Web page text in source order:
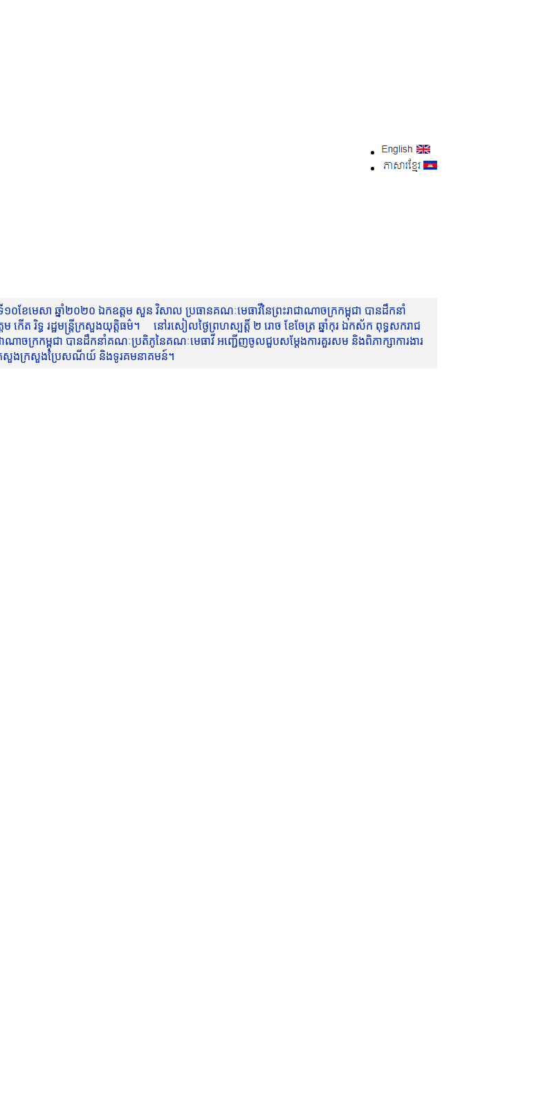
ែមេសា ឆ្នាំ២០២០ ឯកឧត្តម សួន វិសាល ប្រធានគណៈមេធាវីនៃព្រះរាជាណាចក្រកម្ពុជា បានដឹកនាំ
ើត រិទ្ធ រដ្ឋមន្ត្រីក្រសួងយុត្តិធម៌។ នៅរសៀលថ្ងៃព្រហស្បត្តិ៍ ២ រោច ខែចែត្រ ឆ្នាំកុរ ឯកស័ក ពុទ្ធសករាជ
ាចក្រកម្ពុជា បានដឹកនាំគណៈប្រតិភូនៃគណៈមេធាវី អញ្ជើញចូលជួបសម្តែងការគួរសម និងពិភាក្សាការងារ
ក្រសួងក្រសួងប្រៃសណីយ៍ និងទូរគមនាគមន៍។